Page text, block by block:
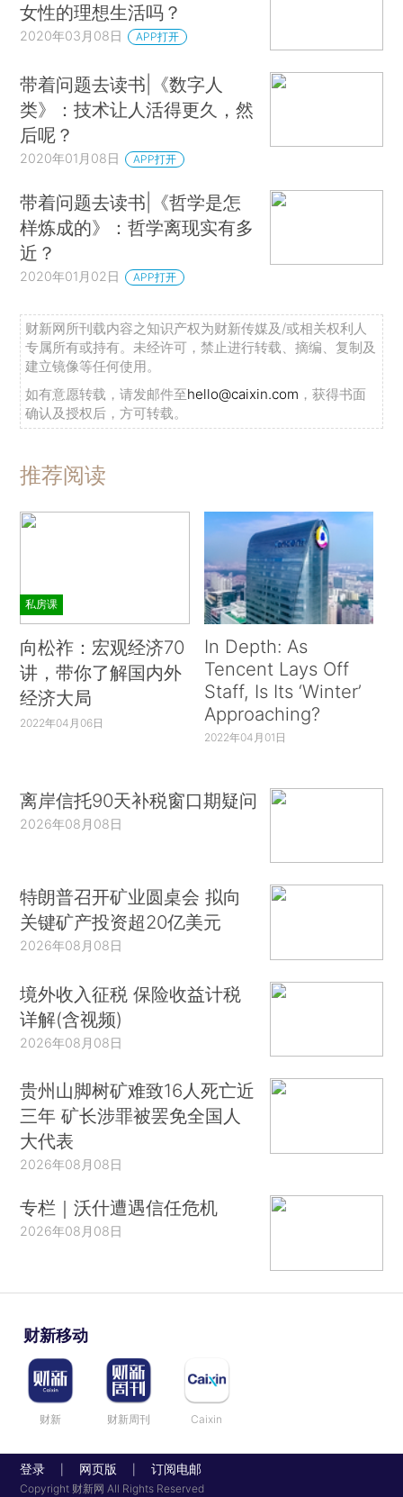
女性的理想生活吗？
2020年03月08日 APP打开
带着问题去读书|《数字人
类》：技术让人活得更久，然
后呢？
2020年01月08日 APP打开
带着问题去读书|《哲学是怎
样炼成的》：哲学离现实有多
近？
2020年01月02日 APP打开
财新网所刊载内容之知识产权为财新传媒及/或相关权利人
专属所有或持有。未经许可，禁止进行转载、摘编、复制及
建立镜像等任何使用。
如有意愿转载，请发邮件至hello@caixin.com ，获得书面
确认及授权后，方可转载。
推荐阅读
私房课
向松祚：宏观经济70
讲，带你了解国内外
经济大局
2022年04月06日
In Depth: As
Tencent Lays Off
Staff, Is Its ‘Winter’
Approaching?
2022年04月01日
离岸信托90天补税窗口期疑问
2026年08月08日
特朗普召开矿业圆桌会 拟向
关键矿产投资超20亿美元
2026年08月08日
境外收入征税 保险收益计税
详解(含视频)
2026年08月08日
贵州山脚树矿难致16人死亡近
三年 矿长涉罪被罢免全国人
大代表
2026年08月08日
专栏｜沃什遭遇信任危机
2026年08月08日
财新移动
财新 财新周刊 Caixin
登录 网页版 订阅电邮
Copyright 财新网 All Rights Reserved